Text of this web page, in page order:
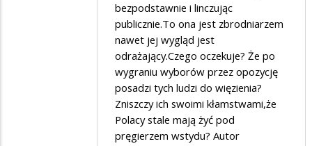
bezpodstawnie i linczując
publicznie.To ona jest zbrodniarzem
nawet jej wygląd jest
odrażający.Czego oczekuje? Że po
wygraniu wyborów przez opozycję
posadzi tych ludzi do więzienia?
Zniszczy ich swoimi kłamstwami,że
Polacy stale mają żyć pod
pręgierzem wstydu? Autor